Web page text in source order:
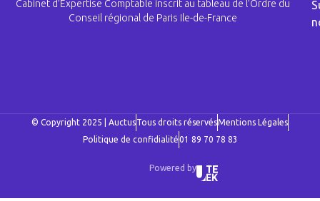
Cabinet d’Expertise Comptable inscrit au tableau de l’Ordre du
Conseil régional de Paris Ile-de-France
© Copyright 2025 | AuctusTous droits réservésMentions Légales
Politique de confidialité01 89 70 78 83
Powered by